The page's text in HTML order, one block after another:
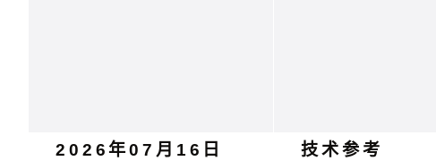
2026年07月16日
技术参考